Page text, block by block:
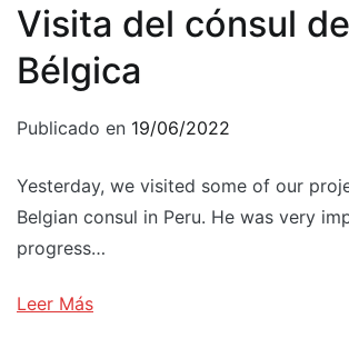
Visita del cónsul de
Bélgica
Publicado en 19/06/2022
Yesterday, we visited some of our
Belgian consul in Peru. He was very
progress…
Leer Más